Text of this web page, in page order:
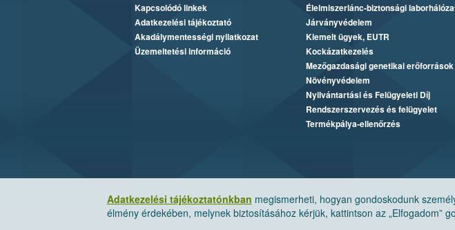
Adatkezelési tájékoztatónkban megismerheti, hogyan gondoskodunk
élmény érdekében, melynek biztosításához kérjük, kattintson az „Elfogadom”
Kapcsolódó linkek
Adatkezelési tájékoztató
Akadálymentességi nyilatkozat
Üzemeltetési információ
Élelmiszerlánc-biztonsági
Járványvédelem
Kiemelt ügyek, EUTR
Kockázatkezelés
Mezőgazdasági genetikai erőforrások
Növényvédelem
Nyilvántartási és Felügyeleti Díj
Rendszerszervezés és felügyelet
Termékpálya-ellenőrzés